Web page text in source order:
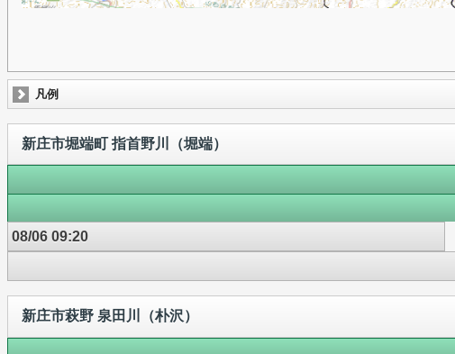
凡例
新庄市堀端町 指首野川（堀端）
08/06 09:20
新庄市萩野 泉田川（朴沢）